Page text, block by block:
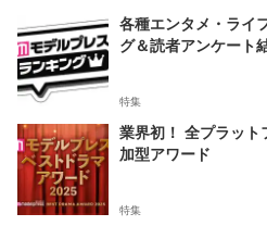
各種エンタメ・ライ
グ＆読者アンケート
特集
業界初！ 全プラッ
加型アワード
特集